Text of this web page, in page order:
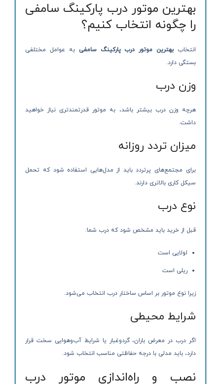
بهترین موتور درب پارکینگ سامفی
را چگونه انتخاب کنیم؟
انتخاببهترین موتور درب پارکینگ سامفی به عوامل مختلفی
بستگی دارد.
وزن درب
هرچه وزن درب بیشتر باشد، به موتور قدرتمندتری نیاز خواهید
داشت.
میزان تردد روزانه
برای مجتمع‌های پرتردد باید از مدل‌هایی استفاده شود که تحمل
سیکل کاری بالاتری دارند.
نوع درب
قبل از خرید باید مشخص شود که درب شما:
لولایی است
ریلی است
زیرا نوع موتور بر اساس ساختار درب انتخاب می‌شود.
شرایط محیطی
اگر درب در معرض باران، گردوغبار یا شرایط آب‌وهوایی سخت قرار
دارد، باید مدلی با درجه حفاظتی مناسب انتخاب شود.
نصب و راه‌اندازی موتور درب